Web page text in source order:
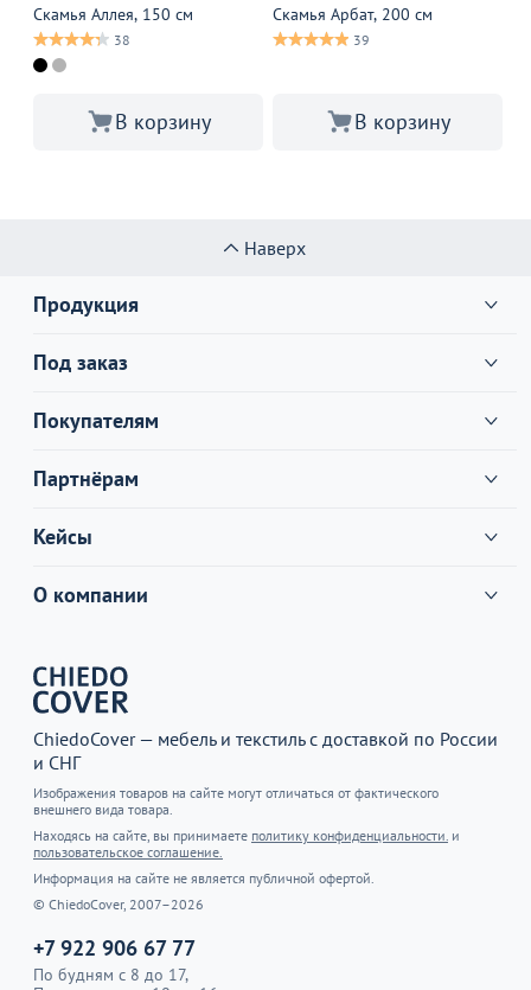
Скамья Аллея, 150 см
38
В корзину
Скамья Арбат, 200 см
39
В корзину
Наверх
Продукция
Под заказ
Покупателям
Партнёрам
Кейсы
О компании
ChiedoCover — мебель и текстиль с доставкой по России
и СНГ
Изображения товаров на сайте могут отличаться от фактического
внешнего вида товара.
Находясь на сайте, вы принимаете политику конфиденциальности. и
пользовательское соглашение.
Информация на сайте не является публичной офертой.
© ChiedoCover, 2007–2026
+7 922 906 67 77
По будням с 8 до 17,